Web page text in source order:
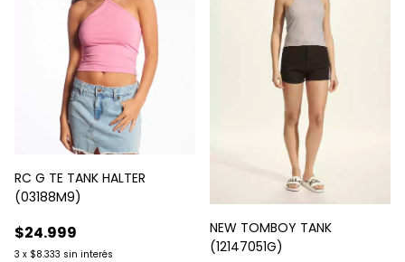
RC G TE TANK HALTER
(03188M9)
$24.999
3 x $8.333 sin interés
NEW TOMBOY TANK
(12147051G)